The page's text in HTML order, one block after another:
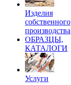
Изделия
собственного
производства
ОБРАЗЦЫ,
КАТАЛОГИ
Услуги